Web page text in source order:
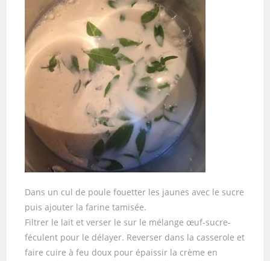
Dans un cul de poule fouetter les jaunes avec le sucre
puis ajouter la farine tamisée.
Filtrer le lait et verser le sur le mélange œuf-sucre-
féculent pour le délayer. Reverser dans la casserole et
faire cuire à feu doux pour épaissir la crème en